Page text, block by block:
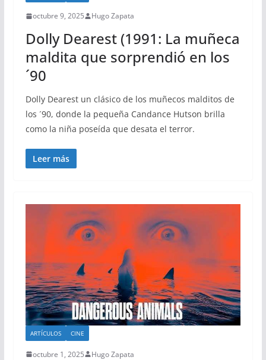
octubre 9, 2025 Hugo Zapata
Dolly Dearest (1991: La muñeca
maldita que sorprendió en los
´90
Dolly Dearest un clásico de los muñecos malditos de
los ´90, donde la pequeña Candance Hutson brilla
como la niña poseída que desata el terror.
Leer más
ARTÍCULOS CINE
octubre 1, 2025 Hugo Zapata